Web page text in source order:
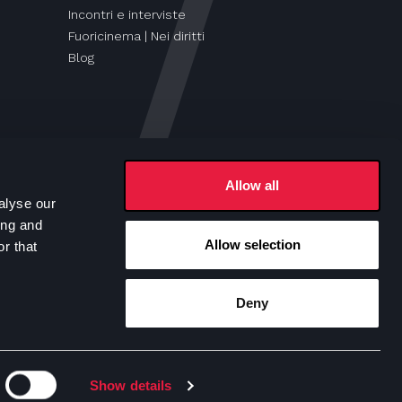
our
and
that
Show details
Allow all
Allow selection
Deny
Incontri e interviste
Fuoricinema | Nei diritti
Blog
Seguici su